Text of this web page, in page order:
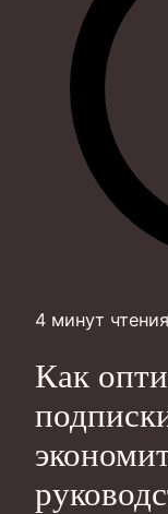
4 минут чтения
Как